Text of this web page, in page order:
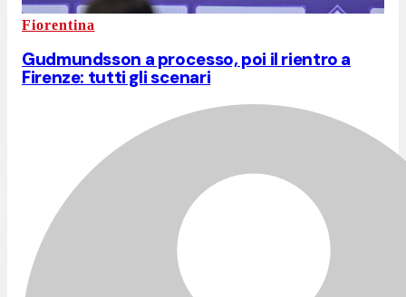
Fiorentina
Gudmundsson a processo, poi il rientro a
Firenze: tutti gli scenari